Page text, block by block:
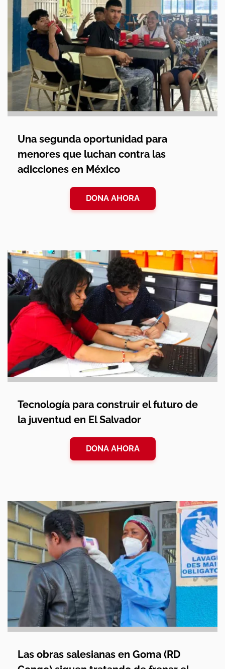
Una segunda oportunidad para
menores que luchan contra las
adicciones en México
DONA AHORA
Tecnología para construir el futuro de
la juventud en El Salvador
DONA AHORA
Las obras salesianas en Goma (RD